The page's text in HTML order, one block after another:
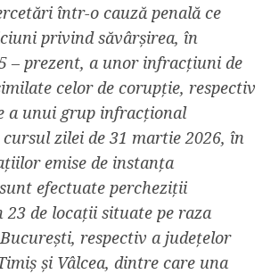
într-o cauză penală ce
privind săvârșirea, în
– prezent, a unor infracțiuni de
celor de corupție, respectiv
a unui grup infracțional
zilei de 31 martie 2026, în
emise de instanța
efectuate percheziții
de locații situate pe raza
respectiv a județelor
și Vâlcea, dintre care una